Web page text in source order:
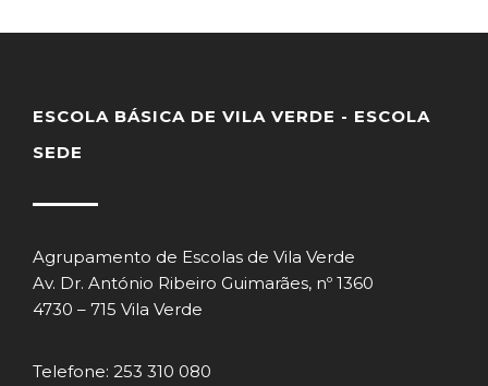
ESCOLA BÁSICA DE VILA VERDE - ESCOLA
SEDE
Agrupamento de Escolas de Vila Verde
Av. Dr. António Ribeiro Guimarães, nº 1360
4730 – 715 Vila Verde
Telefone: 253 310 080